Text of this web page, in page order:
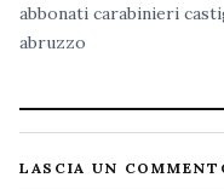
abbonati carabinieri
abruzzo
LASCIA UN